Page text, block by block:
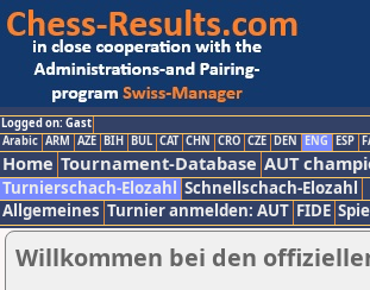
Logged on: Gast
Arabic ARM AZE BIH BUL CAT CHN CRO CZE DEN ENG ESP
Home Tournament-Database AUT
Turnierschach-Elozahl Schnellschach-Elozahl
Allgemeines Turnier anmelden: AUT FIDE
Willkommen bei den